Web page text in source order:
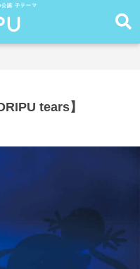
公認 子テーマ
tears】